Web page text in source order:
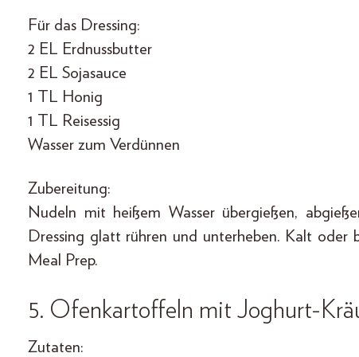
Für das Dressing:
2 EL Erdnussbutter
2 EL Sojasauce
1 TL Honig
1 TL Reisessig
Wasser zum Verdünnen
Zubereitung:
Nudeln mit heißem Wasser übergießen,
Dressing glatt rühren und unterheben. Kalt oder
Meal Prep.
5. Ofenkartoffeln mit Joghurt-
Zutaten: